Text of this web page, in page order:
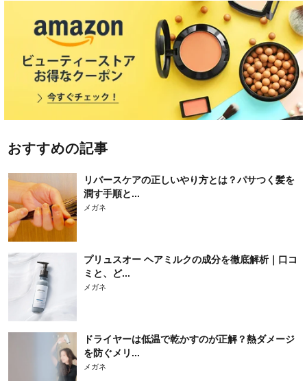
おすすめの記事
リバースケアの正しいやり方とは？パサつく髪を
潤す手順と...
メガネ
プリュスオー ヘアミルクの成分を徹底解析｜口コ
ミと、ど...
メガネ
ドライヤーは低温で乾かすのが正解？熱ダメージ
を防ぐメリ...
メガネ